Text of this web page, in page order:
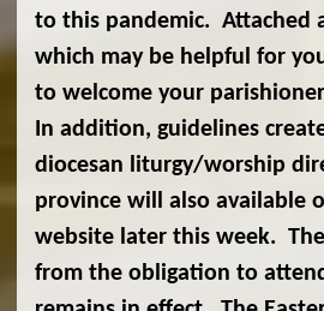
to this pandemic. Attached
which may be helpful for
to welcome your
In addition, guidelines
diocesan liturgy/worship
province will also available
website later this week.
from the obligation to